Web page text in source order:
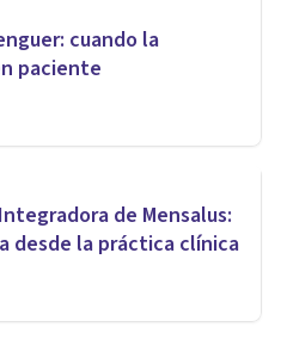
cuando la
paciente
de Mensalus:
desde la práctica clínica